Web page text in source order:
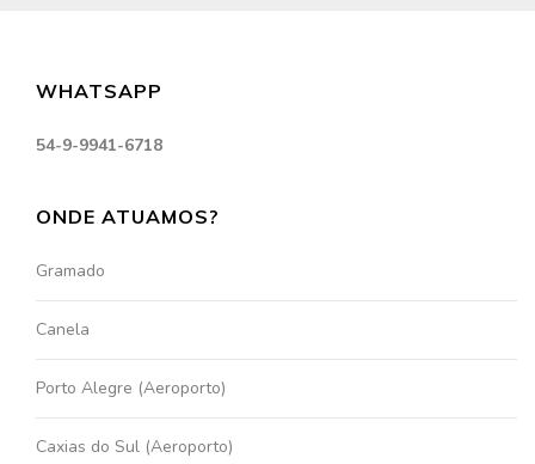
WHATSAPP
54-9-9941-6718
ONDE ATUAMOS?
Gramado
Canela
Porto Alegre (Aeroporto)
Caxias do Sul (Aeroporto)